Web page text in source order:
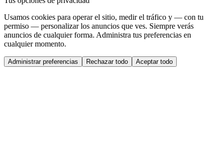
Usamos cookies para operar el sitio, medir el tráfico y — con tu
permiso — personalizar los anuncios que ves. Siempre verás
anuncios de cualquier forma. Administra tus preferencias en
cualquier momento.
Administrar preferencias Rechazar todo Aceptar todo